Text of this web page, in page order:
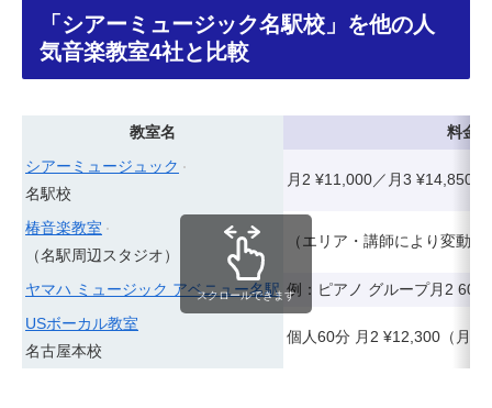
「シアーミュージック名駅校」を他の人
気音楽教室4社と比較
教室名
料金
シアーミュージュック
名駅校
月2 ¥11,000／月3 ¥14,850
椿音楽教室
（名駅周辺スタジオ）
（エリア・講師により変動
ヤマハ ミュージック アベニュー名駅 例：ピアノ グループ月2 60
USボーカル教室
名古屋本校
個人60分 月2 ¥12,300（月4
スクロールできます